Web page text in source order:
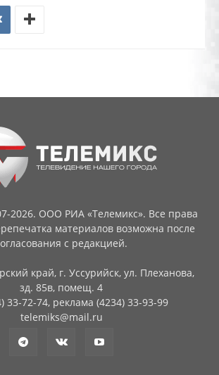
2026. ООО РИА «Телемикс». Все права
материалов возможна после
с редакцией.
край, г. Уссурийск, ул. Плеханова,
зд. 85в, помещ. 4
33-72-74, реклама (4234) 33-93-99
telemiks@mail.ru